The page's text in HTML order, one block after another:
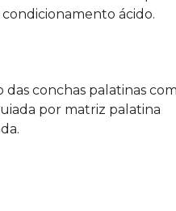
ácido.
das conchas palatinas com
por matriz palatina